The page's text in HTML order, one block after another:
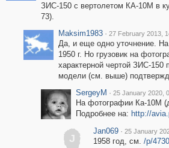
ЗИС-150 с вертолетом КА-10М в
73).
Maksim1983 · 27 February 2013,
Да, и еще одно уточнение.
1950 г. Но грузовик на
характерной чертой ЗИС-150
модели (см. выше)
SergeyM · 25 January 2020,
На фотографии Ка-10М
Подробнее на: http://
J
Jan069 · 25 January
1958 год, см. /p/